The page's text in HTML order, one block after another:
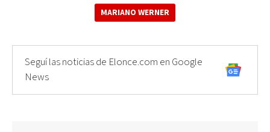
MARIANO WERNER
Seguí las noticias de Elonce.com en Google
News